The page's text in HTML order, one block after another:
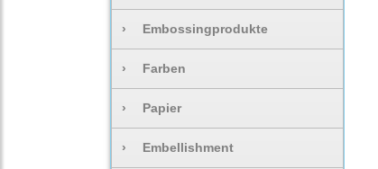
› Embossingprodukte
› Farben
› Papier
› Embellishment